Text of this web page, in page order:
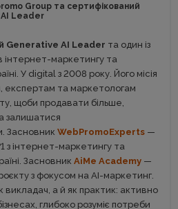
Group та сертифікований
Leader
Generative AI Leader та один із
інтернет-маркетингу та
У digital з 2008 року. Його місія
експертам та маркетологам
щоби продавати більше,
залишатися
Засновник WebPromoExperts —
з інтернет-маркетингу та
Засновник AiMe Academy —
з фокусом на АІ-маркетинг.
викладач, а й як практик: активно
глибоко розуміє потреби